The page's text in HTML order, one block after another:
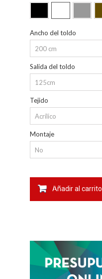
Ancho del toldo
Salida del toldo
Tejido
Montaje
Añadir al carrito